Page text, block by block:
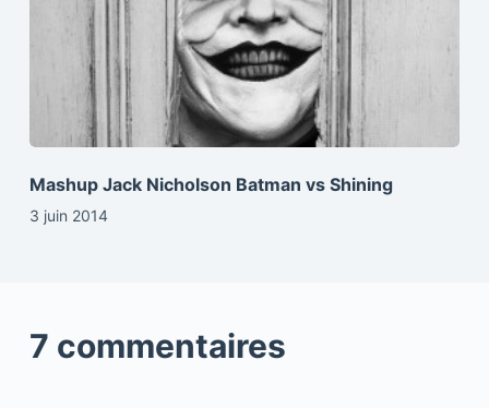
Mashup Jack Nicholson Batman vs Shining
3 juin 2014
7 commentaires